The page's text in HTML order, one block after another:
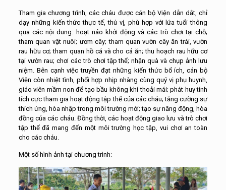
Tham gia chương trình, các cháu được cán bộ Viện dẫn dắt, chỉ
dạy những kiến thức thực tế, thú vị, phù hợp với lứa tuổi thông
qua các nội dung: hoạt náo khởi động và các trò chơi tại chỗ;
tham quan vật nuôi; ươm cây; tham quan vườn cây ăn trái, vườn
rau hữu cơ; tham quan hồ cá và cho cá ăn; thu hoạch rau hữu cơ
tại vườn rau; chơi các trò chơi tập thể; nhận quà và chụp ảnh lưu
niệm. Bên cạnh việc truyền đạt những kiến thức bổ ích, cán bộ
Viện còn nhiệt tình, phối hợp nhịp nhàng cùng quý vị phụ huynh,
giáo viên mầm non để tạo bầu không khí thoải mái; phát huy tính
tích cực tham gia hoạt động tập thể của các cháu; tăng cường sự
thích ứng, hòa nhập trong môi trường mới; tạo sự năng động, hòa
đồng của các cháu. Đồng thời, các hoạt động giao lưu và trò chơi
tập thể đã mang đến một môi trường học tập, vui chơi an toàn
cho các cháu.
Một số hình ảnh tại chương trình: